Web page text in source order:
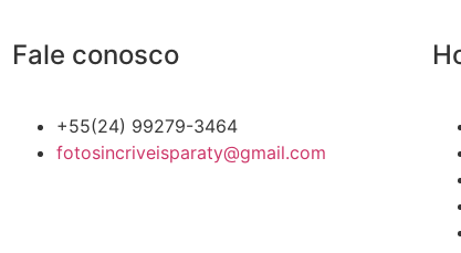
Fale conosco
+55(24) 99279-3464
fotosincriveisparaty@gmail.com